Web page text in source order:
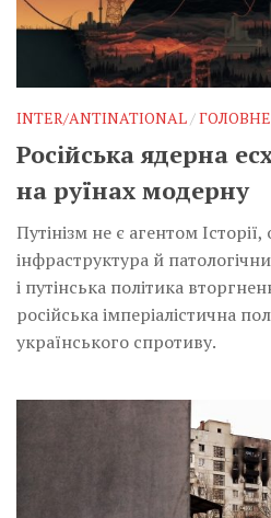
INTER/ANTINATIONAL/ГОЛОВНЕ
Російська ядерна
на руїнах модерну
Путінізм не є агентом
інфраструктура й
і путінська політика
російська імперіалістична
українського спротиву.